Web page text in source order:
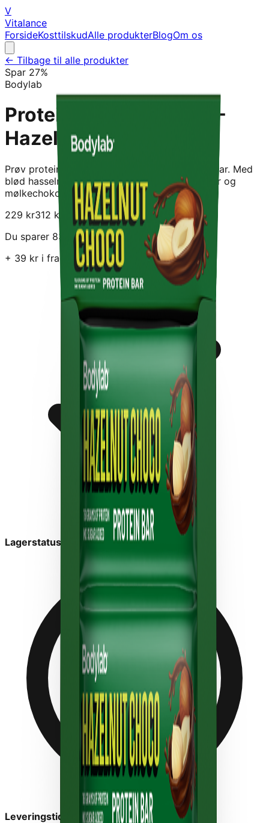
V
Vitalance
ForsideKosttilskudAlle produkterBlogOm os
← Tilbage til alle produkter
Spar 27%
Bodylab
Protein Bar (12 x 55 g) -
Hazelnut Choco
Prøv proteinbaren, der ikke smager af proteinbar. Med
blød hasselnøddecreme, hakkede hasselnødder og
mølkechokolade.
229 kr312 kr
Du sparer 83
kr!
+ 39 kr i fragt
Lagerstatus: På lager
Leveringstid: 1-2 dage